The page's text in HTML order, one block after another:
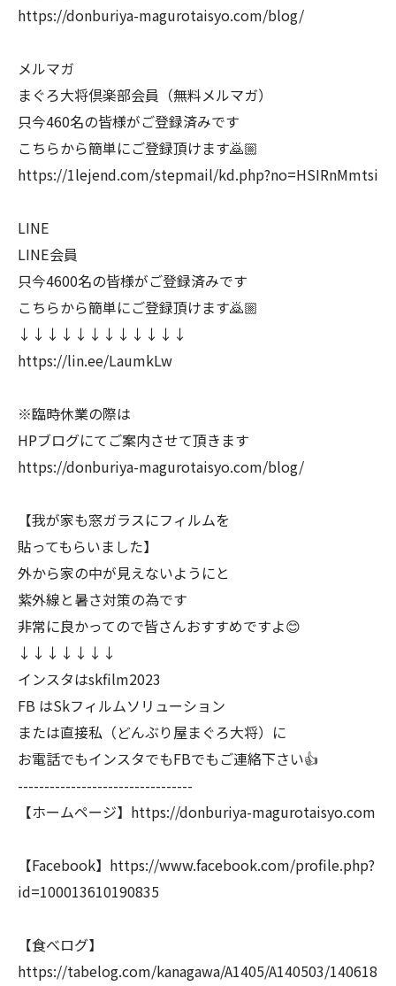
https://donburiya-magurotaisyo.com/blog/
メルマガ
まぐろ大将倶楽部会員（無料メルマガ）
只今460名の皆様がご登録済みです
こちらから簡単にご登録頂けます🙇🏼
https://1lejend.com/stepmail/kd.php?no=HSIRnMmtsi
LINE
LINE会員
只今4600名の皆様がご登録済みです
こちらから簡単にご登録頂けます🙇🏼
↓↓↓↓↓↓↓↓↓↓↓↓
https://lin.ee/LaumkLw
※臨時休業の際は
HPブログにてご案内させて頂きます
https://donburiya-magurotaisyo.com/blog/
【我が家も窓ガラスにフィルムを
貼ってもらいました】
外から家の中が見えないようにと
紫外線と暑さ対策の為です
非常に良かってので皆さんおすすめですよ😊
↓↓↓↓↓↓↓
インスタはskfilm2023
FB はSkフィルムソリューション
または直接私（どんぶり屋まぐろ大将）に
お電話でもインスタでもFBでもご連絡下さい👍
---------------------------------
【ホームページ】https://donburiya-magurotaisyo.com
【Facebook】https://www.facebook.com/profile.php?
id=100013610190835
【食べログ】
https://tabelog.com/kanagawa/A1405/A140503/140618